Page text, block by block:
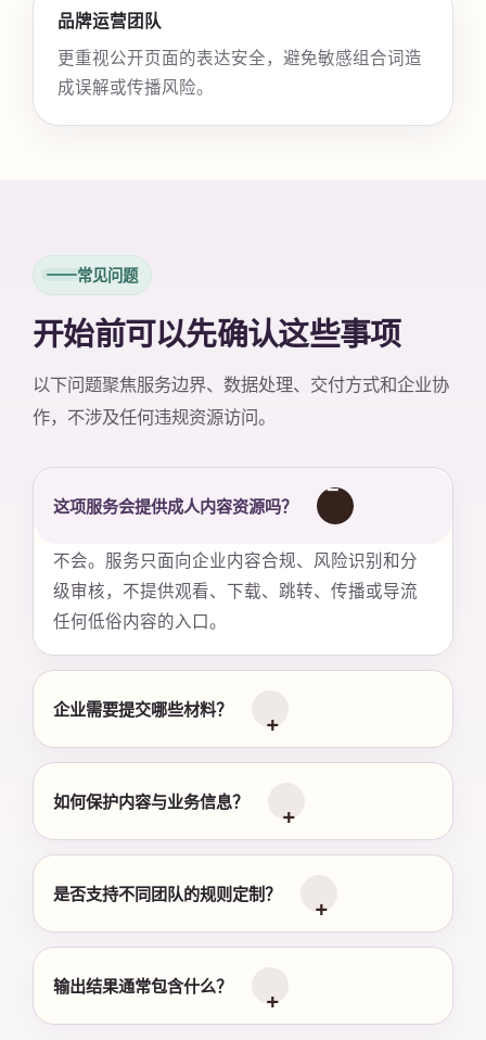
品牌运营团队
更重视公开页面的表达安全，避免敏感组合词造
成误解或传播风险。
常见问题
开始前可以先确认这些事项
以下问题聚焦服务边界、数据处理、交付方式和企业协
作，不涉及任何违规资源访问。
这项服务会提供成人内容资源吗？
不会。服务只面向企业内容合规、风险识别和分
级审核，不提供观看、下载、跳转、传播或导流
任何低俗内容的入口。
企业需要提交哪些材料？
如何保护内容与业务信息？
是否支持不同团队的规则定制？
输出结果通常包含什么？